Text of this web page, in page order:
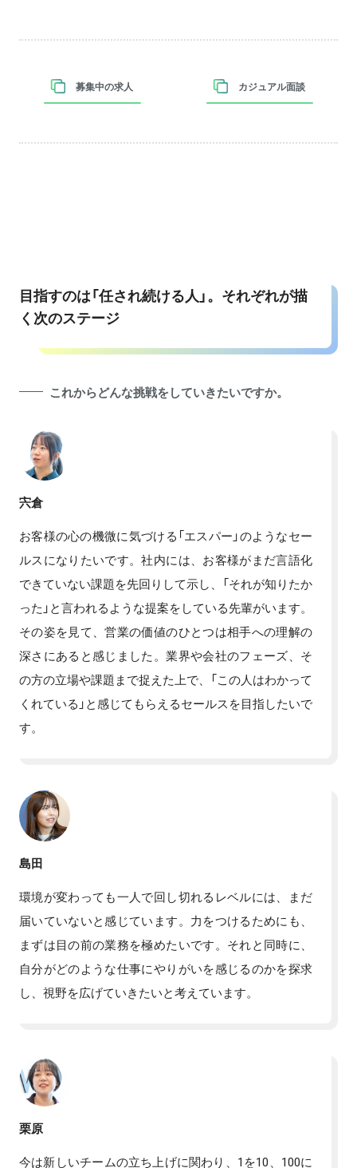
募集中の求人 カジュアル面談
目指すのは「任され続ける人」。それぞれが描
く次のステージ
これからどんな挑戦をしていきたいですか。
宍倉
お客様の心の機微に気づける「エスパー」のようなセー
ルスになりたいです。社内には、お客様がまだ言語化
できていない課題を先回りして示し、「それが知りたか
った」と言われるような提案をしている先輩がいます。
その姿を見て、営業の価値のひとつは相手への理解の
深さにあると感じました。業界や会社のフェーズ、そ
の方の立場や課題まで捉えた上で、「この人はわかって
くれている」と感じてもらえるセールスを目指したいで
す。
島田
環境が変わっても一人で回し切れるレベルには、まだ
届いていないと感じています。力をつけるためにも、
まずは目の前の業務を極めたいです。それと同時に、
自分がどのような仕事にやりがいを感じるのかを探求
し、視野を広げていきたいと考えています。
栗原
今は新しいチームの立ち上げに関わり、1を10、100に